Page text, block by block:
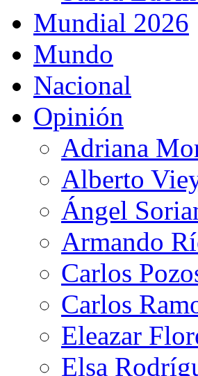
Mundial 2026
Mundo
Nacional
Opinión
Adriana
Alberto
Ángel
Armando
Carlos
Carlos
Eleazar
Elsa